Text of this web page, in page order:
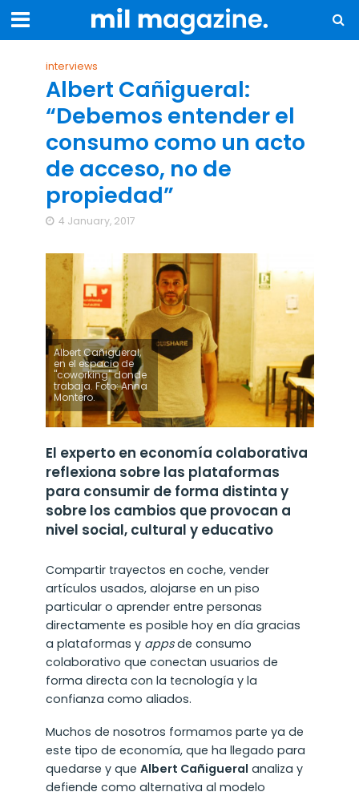
interviews
Albert Cañigueral:
“Debemos entender el
consumo como un acto
de acceso, no de
propiedad”
4 January, 2017
Albert Cañigueral,
en el espacio de
"coworking" donde
trabaja. Foto: Anna
Montero.
El experto en economía colaborativa
reflexiona sobre las plataformas
para consumir de forma distinta y
sobre los cambios que provocan a
nivel social, cultural y educativo
Compartir trayectos en coche, vender
artículos usados, alojarse en un piso
particular o aprender entre personas
directamente es posible hoy en día gracias
a plataformas y appsde consumo
colaborativo que conectan usuarios de
forma directa con la tecnología y la
confianza como aliados.
Muchos de nosotros formamos parte ya de
este tipo de economía, que ha llegado para
quedarse y que Albert Cañigueral analiza y
defiende como alternativa al modelo